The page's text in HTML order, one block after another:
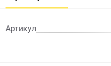
Артикул